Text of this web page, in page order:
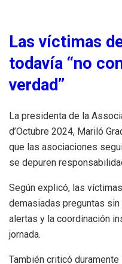
Las víctimas
todavía “no
verdad”
La presidenta de la
d’Octubre 2024, Mariló
que las asociaciones
se depuren
Según explicó, las
demasiadas preguntas
alertas y la coordinación
jornada.
También criticó